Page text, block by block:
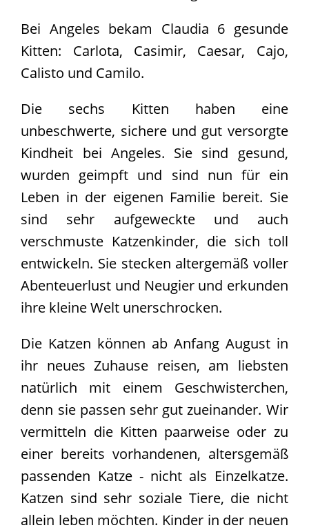
Bei Angeles bekam Claudia 6 gesunde
Kitten: Carlota, Casimir, Caesar, Cajo,
Calisto und Camilo.
Die sechs Kitten haben eine
unbeschwerte, sichere und gut versorgte
Kindheit bei Angeles. Sie sind gesund,
wurden geimpft und sind nun für ein
Leben in der eigenen Familie bereit. Sie
sind sehr aufgeweckte und auch
verschmuste Katzenkinder, die sich toll
entwickeln. Sie stecken altergemäß voller
Abenteuerlust und Neugier und erkunden
ihre kleine Welt unerschrocken.
Die Katzen können ab Anfang August in
ihr neues Zuhause reisen, am liebsten
natürlich mit einem Geschwisterchen,
denn sie passen sehr gut zueinander. Wir
vermitteln die Kitten paarweise oder zu
einer bereits vorhandenen, altersgemäß
passenden Katze - nicht als Einzelkatze.
Katzen sind sehr soziale Tiere, die nicht
allein leben möchten. Kinder in der neuen